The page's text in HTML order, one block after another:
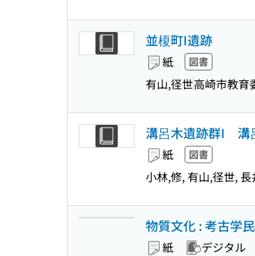
並榎町I遺跡
紙 図書
有山,径世高崎市教育
溝呂木遺跡群I 溝
紙 図書
小林,修, 有山,径世,
物質文化 : 考古学
紙 デジタル